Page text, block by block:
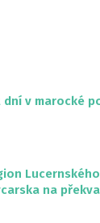
dní v marocké
na